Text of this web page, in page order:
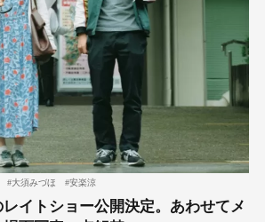
#大須みづほ #安楽涼
イトショー公開決定。あわせてメ